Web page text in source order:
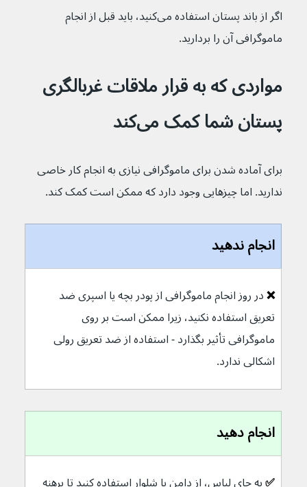
اگر از باند پستان استفاده می‌کنید، باید قبل از انجام
ماموگرافی آن را بردارید.
مواردی که به قرار ملاقات غربالگری
پستان شما کمک می‌کند
برای آماده شدن برای ماموگرافی نیازی به انجام کار خاصی
ندارید. اما چیزهایی وجود دارد که ممکن است کمک کند.
انجام ندهید
❌ در روز انجام ماموگرافی از پودر بچه یا اسپری ضد
تعریق استفاده نکنید، زیرا ممکن است بر روی
ماموگرافی تأثیر بگذارد - استفاده از ضد تعریق رولی
اشکالی ندارد.
انجام دهید